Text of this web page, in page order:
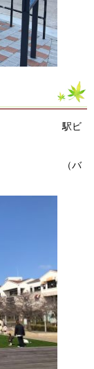
ビ
） （バ